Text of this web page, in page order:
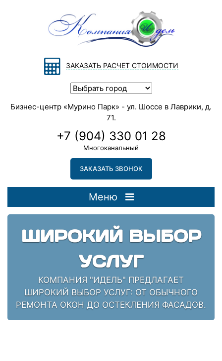
ЗАКАЗАТЬ РАСЧЕТ СТОИМОСТИ
Бизнес-центр «Мурино Парк» - ул. Шоссе в Лаврики, д.
71.
+7 (904) 330 01 28
Многоканальный
ЗАКАЗАТЬ ЗВОНОК
Меню
ШИРОКИЙ ВЫБОР
УСЛУГ
КОМПАНИЯ "ИДЕЛЬ" ПРЕДЛАГАЕТ
ШИРОКИЙ ВЫБОР УСЛУГ: ОТ ОБЫЧНОГО
РЕМОНТА ОКОН ДО ОСТЕКЛЕНИЯ ФАСАДОВ.